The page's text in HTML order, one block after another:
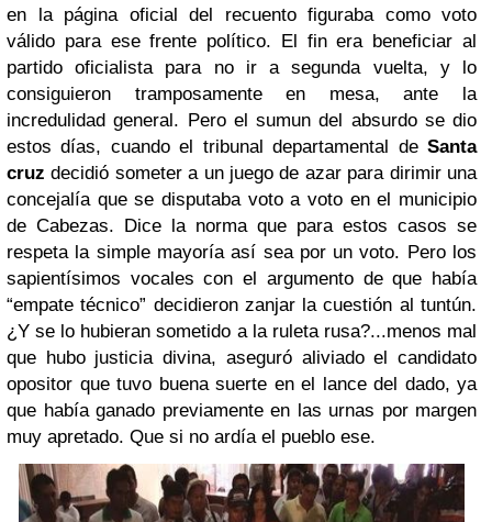
en la página oficial del recuento figuraba como voto
válido para ese frente político. El fin era beneficiar al
partido oficialista para no ir a segunda vuelta, y lo
consiguieron tramposamente en mesa, ante la
incredulidad general. Pero el sumun del absurdo se dio
estos días, cuando el tribunal departamental de Santa
cruz decidió someter a un juego de azar para dirimir una
concejalía que se disputaba voto a voto en el municipio
de Cabezas. Dice la norma que para estos casos se
respeta la simple mayoría así sea por un voto. Pero los
sapientísimos vocales con el argumento de que había
“empate técnico” decidieron zanjar la cuestión al tuntún.
¿Y se lo hubieran sometido a la ruleta rusa?...menos mal
que hubo justicia divina, aseguró aliviado el candidato
opositor que tuvo buena suerte en el lance del dado, ya
que había ganado previamente en las urnas por margen
muy apretado. Que si no ardía el pueblo ese.